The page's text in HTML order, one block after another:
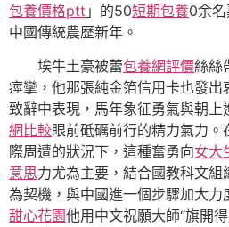
包養價格ptt 」的50短期包養0余
中國傳統農歷新年。
埃牛土豪被蕾包養網評價絲絲
痙攣，他那張純金箔信用卡也發出
致辭中表現，馬年象征勇氣與朝上
網比較眼前砥礪前行的精力氣力
際周遭的狀況下，這種奮勇向女大
意思力尤為主要，結合國教科文組
為契機，與中國進一個步驟加大力
甜心花園他用中文祝願大師“旗開